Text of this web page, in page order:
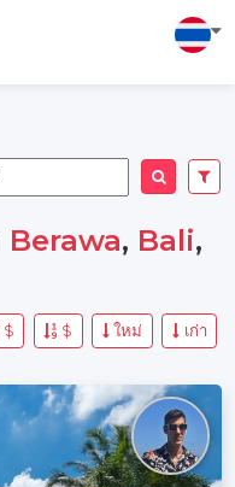
Berawa, Bali,
เก่า
ใหม่
$
$